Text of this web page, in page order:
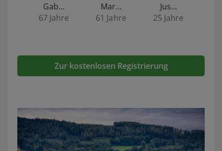
Gab…
67 Jahre
Mar…
61 Jahre
Jus…
25 Jahre
Zur kostenlosen Registrierung